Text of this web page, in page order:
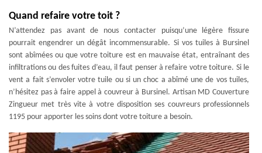
Quand refaire votre toit ?
N’attendez pas avant de nous contacter puisqu’une légère fissure
pourrait engendrer un dégât incommensurable. Si vos tuiles à Bursinel
sont abîmées ou que votre toiture est en mauvaise état, entraînant des
infiltrations ou des fuites d’eau, il faut penser à refaire votre toiture. Si le
vent a fait s’envoler votre tuile ou si un choc a abîmé une de vos tuiles,
n’hésitez pas à faire appel à couvreur à Bursinel. Artisan MD Couverture
Zingueur met très vite à votre disposition ses couvreurs professionnels
1195 pour apporter les soins dont votre toiture a besoin.